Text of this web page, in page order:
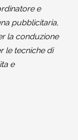
e
pubblicitaria,
la conduzione
le tecniche di
e